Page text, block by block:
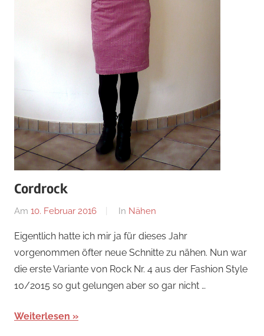
Cordrock
Am 10. Februar 2016
Von
In Nähen
Eigentlich hatte ich mir ja für dieses Jahr
vorgenommen öfter neue Schnitte zu nähen. Nun war
die erste Variante von Rock Nr. 4 aus der Fashion Style
10/2015 so gut gelungen aber so gar nicht …
Weiterlesen